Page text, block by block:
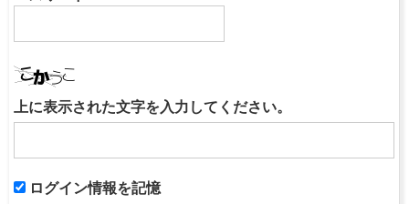
上に表示された文字を入力してください。
ログイン情報を記憶